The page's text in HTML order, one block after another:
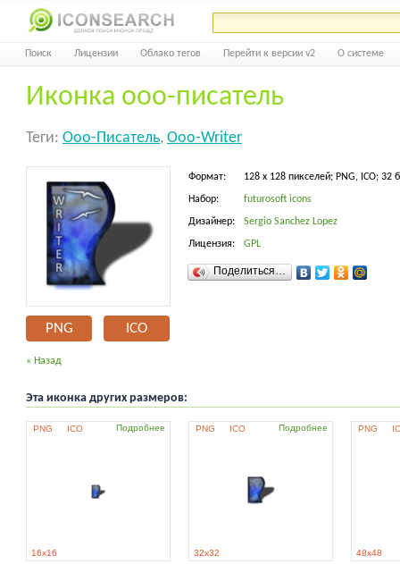
Поиск Лицензии Облако тегов Перейти к версии v2 О системе
Иконка ooo-писатель
Теги: Ooo-Писатель, Ooo-Writer
PNG ICO
Формат: 128 x 128 пикселей; PNG, ICO; 32
Набор: futurosoft icons
Дизайнер: Sergio Sanchez Lopez
Лицензия: GPL
Поделиться…
« Назад
Эта иконка других размеров:
PNG ICO Подробнее
16x16
PNG ICO Подробнее
32x32
PNG
48x48